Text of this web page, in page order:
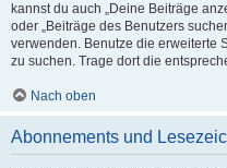
kannst du auch „Deine Beiträge
oder „Beiträge des Benutzers
verwenden. Benutze die erweiterte
zu suchen. Trage dort die
Nach oben
Abonnements und